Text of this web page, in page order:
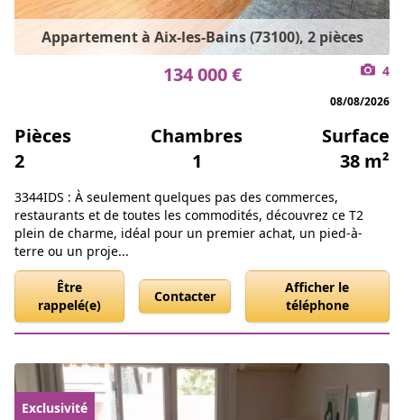
Appartement à Aix-les-Bains (73100), 2 pièces
134 000 € 4
08/08/2026
Pièces
2
Chambres
1
Surface
38 m²
3344IDS : À seulement quelques pas des commerces,
restaurants et de toutes les commodités, découvrez ce T2
plein de charme, idéal pour un premier achat, un pied-à-
terre ou un proje...
Être
rappelé(e)
Contacter
Afficher le
téléphone
Exclusivité